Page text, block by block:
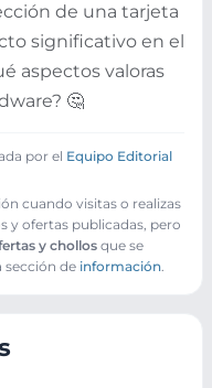
de una tarjeta
significativo en el
aspectos valoras
🤔
por el Equipo Editorial
cuando visitas o realizas
y ofertas publicadas, pero
y chollosque se
sección de información